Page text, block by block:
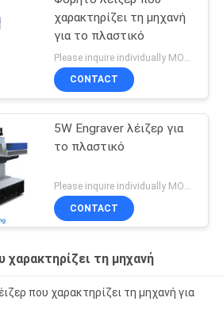
χαρακτηρίζει τη μηχανή
για το πλαστικό
CONTACT
5W Engraver λέιζερ για
το πλαστικό
Please inquire individually MOQ:1
CONTACT
τη μηχανή
που χαρακτηρίζει τη μηχανή για